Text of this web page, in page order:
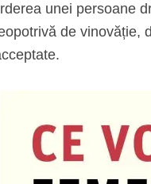
unei persoane
de vinovăție,